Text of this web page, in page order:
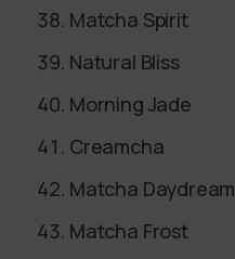
Matcha Spirit
Natural Bliss
Morning Jade
Creamcha
Matcha Daydream
Matcha Frost